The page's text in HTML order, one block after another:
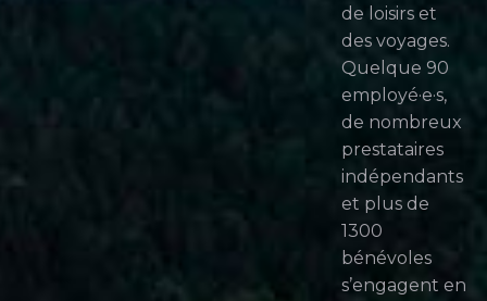
de loisirs et
des voyages.
Quelque 90
employé·e·s,
de nombreux
prestataires
indépendants
et plus de
1300
bénévoles
s’engagent en